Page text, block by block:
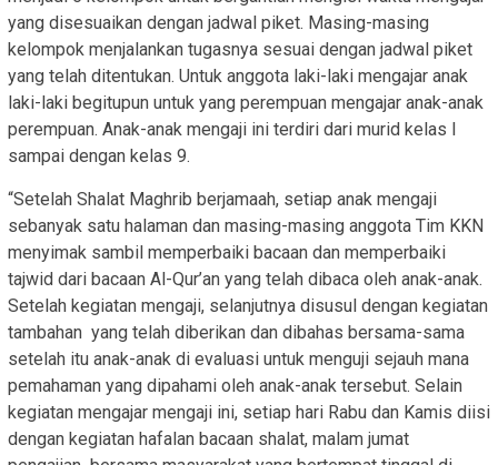
yang disesuaikan dengan jadwal piket. Masing-masing
kelompok menjalankan tugasnya sesuai dengan jadwal piket
yang telah ditentukan. Untuk anggota laki-laki mengajar anak
laki-laki begitupun untuk yang perempuan mengajar anak-anak
perempuan. Anak-anak mengaji ini terdiri dari murid kelas I
sampai dengan kelas 9.
“Setelah Shalat Maghrib berjamaah, setiap anak mengaji
sebanyak satu halaman dan masing-masing anggota Tim KKN
menyimak sambil memperbaiki bacaan dan memperbaiki
tajwid dari bacaan Al-Qur’an yang telah dibaca oleh anak-anak.
Setelah kegiatan mengaji, selanjutnya disusul dengan kegiatan
tambahan yang telah diberikan dan dibahas bersama-sama
setelah itu anak-anak di evaluasi untuk menguji sejauh mana
pemahaman yang dipahami oleh anak-anak tersebut. Selain
kegiatan mengajar mengaji ini, setiap hari Rabu dan Kamis diisi
dengan kegiatan hafalan bacaan shalat, malam jumat